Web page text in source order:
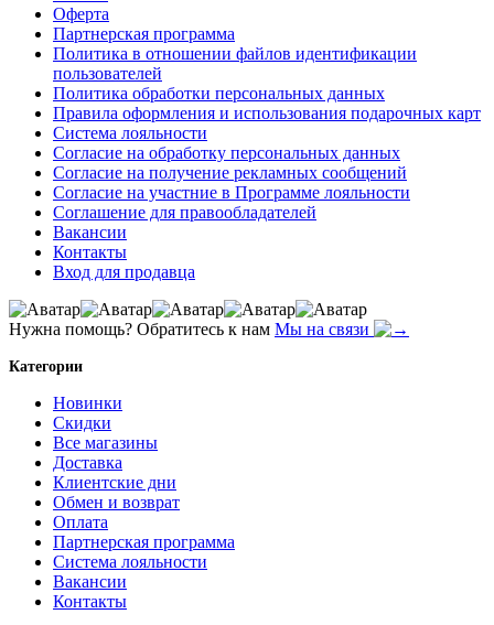
Оферта
Партнерская программа
Политика в отношении файлов идентификации
пользователей
Политика обработки персональных данных
Правила оформления и использования подарочных карт
Система лояльности
Согласие на обработку персональных данных
Согласие на получение рекламных сообщений
Согласие на участние в Программе лояльности
Соглашение для правообладателей
Вакансии
Контакты
Вход для продавца
Нужна помощь? Обратитесь к нам Мы на связи
Категории
Новинки
Скидки
Все магазины
Доставка
Клиентские дни
Обмен и возврат
Оплата
Партнерская программа
Система лояльности
Вакансии
Контакты